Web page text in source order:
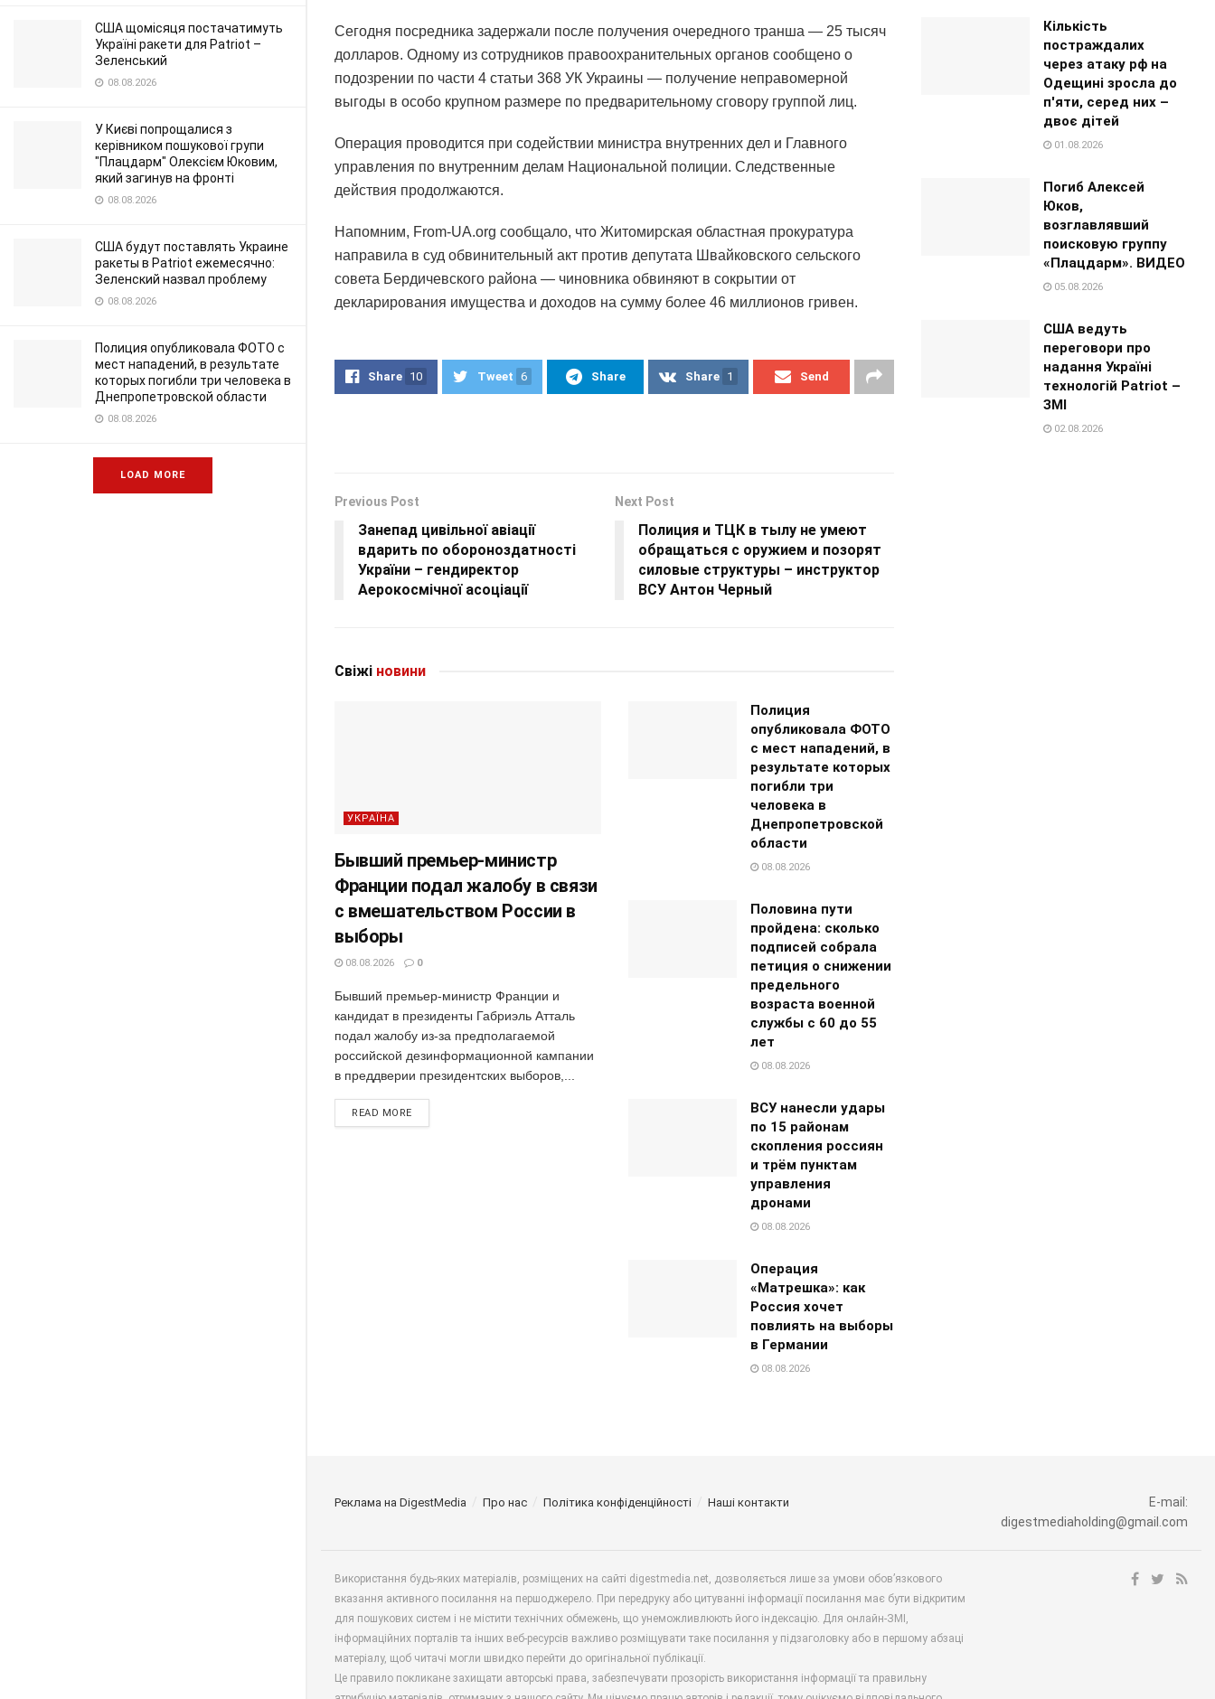
США щомісяця постачатимуть
Україні ракети для Patriot –
Зеленський
08.08.2026
У Києві попрощалися з
керівником пошукової групи
"Плацдарм" Олексієм Юковим,
який загинув на фронті
08.08.2026
США будут поставлять Украине
ракеты в Patriot ежемесячно:
Зеленский назвал проблему
08.08.2026
Полиция опубликовала ФОТО с
мест нападений, в результате
которых погибли три человека в
Днепропетровской области
08.08.2026
LOAD MORE
Сегодня посредника задержали после получения очередного транша — 25 тысяч
долларов. Одному из сотрудников правоохранительных органов сообщено о
подозрении по части 4 статьи 368 УК Украины — получение неправомерной
выгоды в особо крупном размере по предварительному сговору группой лиц.
Операция проводится при содействии министра внутренних дел и Главного
управления по внутренним делам Национальной полиции. Следственные
действия продолжаются.
Напомним, From-UA.org сообщало, что Житомирская областная прокуратура
направила в суд обвинительный акт против депутата Швайковского сельского
совета Бердичевского района — чиновника обвиняют в сокрытии от
декларирования имущества и доходов на сумму более 46 миллионов гривен.
Share 10 Tweet 6 Share Share 1 Send
Previous Post
Занепад цивільної авіації
вдарить по обороноздатності
України – гендиректор
Аерокосмічної асоціації
Next Post
Полиция и ТЦК в тылу не умеют
обращаться с оружием и позорят
силовые структуры – инструктор
ВСУ Антон Черный
Свіжі новини
УКРАЇНА
Бывший премьер-министр
Франции подал жалобу в связи
с вмешательством России в
выборы
08.08.2026 0
Бывший премьер-министр Франции и
кандидат в президенты Габриэль Атталь
подал жалобу из-за предполагаемой
российской дезинформационной кампании
в преддверии президентских выборов,...
READ MORE
Полиция
опубликовала ФОТО
с мест нападений, в
результате которых
погибли три
человека в
Днепропетровской
области
08.08.2026
Половина пути
пройдена: сколько
подписей собрала
петиция о снижении
предельного
возраста военной
службы с 60 до 55
лет
08.08.2026
ВСУ нанесли удары
по 15 районам
скопления россиян
и трём пунктам
управления
дронами
08.08.2026
Операция
«Матрешка»: как
Россия хочет
повлиять на выборы
в Германии
08.08.2026
Кількість
постраждалих
через атаку рф на
Одещині зросла до
п'яти, серед них –
двоє дітей
01.08.2026
Погиб Алексей
Юков,
возглавлявший
поисковую группу
«Плацдарм». ВИДЕО
05.08.2026
США ведуть
переговори про
надання Україні
технологій Patriot –
ЗМІ
02.08.2026
Реклама на DigestMedia Про нас Політика конфіденційності Наші контакти
E-mail:
digestmediaholding@gmail.com
Використання будь-яких матеріалів, розміщених на сайті digestmedia.net, дозволяється лише за умови обов’язкового
вказання активного посилання на першоджерело. При передруку або цитуванні інформації посилання має бути відкритим
для пошукових систем і не містити технічних обмежень, що унеможливлюють його індексацію. Для онлайн-ЗМІ,
інформаційних порталів та інших веб-ресурсів важливо розміщувати таке посилання у підзаголовку або в першому абзаці
матеріалу, щоб читачі могли швидко перейти до оригінальної публікації.
Це правило покликане захищати авторські права, забезпечувати прозорість використання інформації та правильну